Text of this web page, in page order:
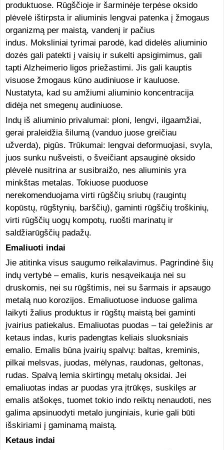
produktuose. Rūgščioje ir šarminėje terpėse oksido
plėvelė ištirpsta ir aliuminis lengvai patenka į žmogaus
organizmą per maistą, vandenį ir pačius
indus. Moksliniai tyrimai parodė, kad didelės aliuminio
dozės gali patekti į vaisių ir sukelti apsigimimus, gali
tapti Alzheimerio ligos priežastimi. Jis gali kauptis
visuose žmogaus kūno audiniuose ir kauluose.
Nustatyta, kad su amžiumi aliuminio koncentracija
didėja net smegenų audiniuose.
Indų iš aliuminio privalumai: ploni, lengvi, ilgaamžiai,
gerai praleidžia šilumą (vanduo juose greičiau
užverda), pigūs. Trūkumai: lengvai deformuojasi, svyla,
juos sunku nušveisti, o šveičiant apsauginė oksido
plėvelė nusitrina ar susibraižo, nes aliuminis yra
minkštas metalas. Tokiuose puoduose
nerekomenduojama virti rūgščių sriubų (raugintų
kopūstų, rūgštynių, barščių), gaminti rūgščių troškinių,
virti rūgščių uogų kompotų, ruošti marinatų ir
saldžiarūgščių padažų.
Emaliuoti indai
Jie atitinka visus saugumo reikalavimus. Pagrindinė šių
indų vertybė – emalis, kuris nesąveikauja nei su
druskomis, nei su rūgštimis, nei su šarmais ir apsaugo
metalą nuo korozijos. Emaliuotuose induose galima
laikyti žalius produktus ir rūgštų maistą bei gaminti
įvairius patiekalus. Emaliuotas puodas – tai geležinis ar
ketaus indas, kuris padengtas keliais sluoksniais
emalio. Emalis būna įvairių spalvų: baltas, kreminis,
pilkai melsvas, juodas, mėlynas, raudonas, geltonas,
rudas. Spalvą lemia skirtingų metalų oksidai. Jei
emaliuotas indas ar puodas yra įtrūkęs, suskilęs ar
emalis atšokęs, tuomet tokio indo reiktų nenaudoti, nes
galima apsinuodyti metalo junginiais, kurie gali būti
išskiriami į gaminamą maistą.
Ketaus indai